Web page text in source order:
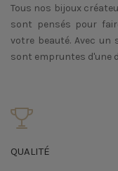
Tous nos bijoux
sont pensés pour
votre beauté. Avec
sont empruntes d'une
QUALITÉ